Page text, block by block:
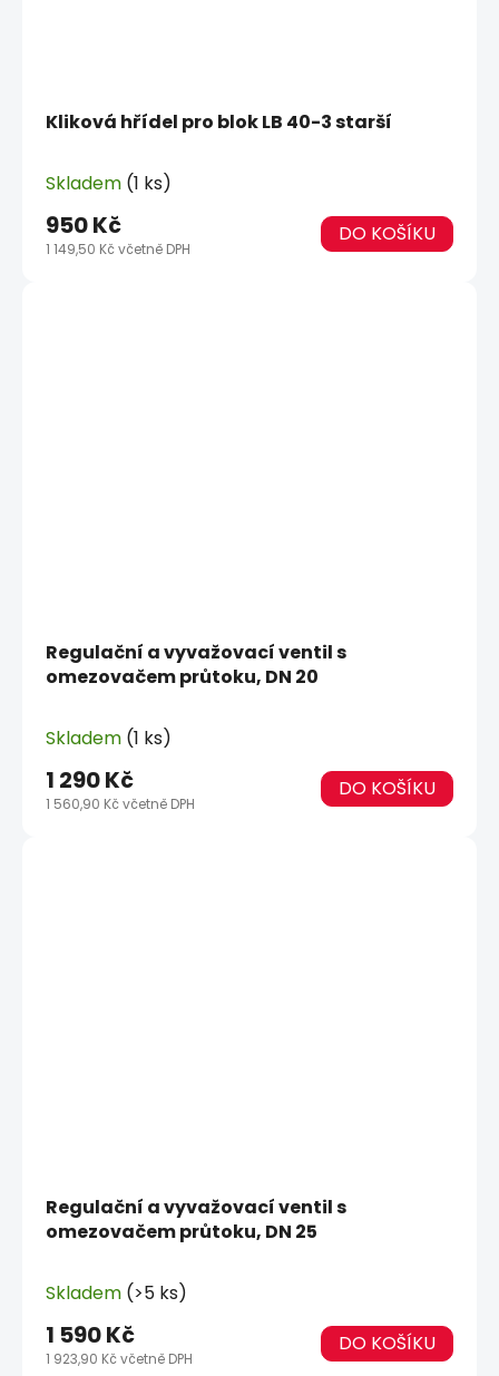
Kliková hřídel pro blok LB 40-3 starší
Skladem (1 ks)
1 149,50 Kč včetně DPH
950 Kč DO KOŠÍKU
Regulační a vyvažovací ventil s
omezovačem průtoku, DN 20
Skladem (1 ks)
1 560,90 Kč včetně DPH
1 290 Kč DO KOŠÍKU
Regulační a vyvažovací ventil s
omezovačem průtoku, DN 25
Skladem (>5 ks)
1 923,90 Kč včetně DPH
1 590 Kč DO KOŠÍKU